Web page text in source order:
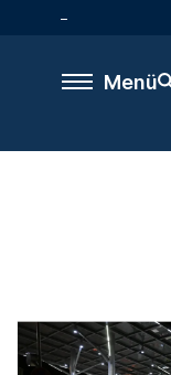
Menü